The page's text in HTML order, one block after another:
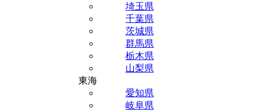
埼玉県
千葉県
茨城県
群馬県
栃木県
山梨県
東海
愛知県
岐阜県